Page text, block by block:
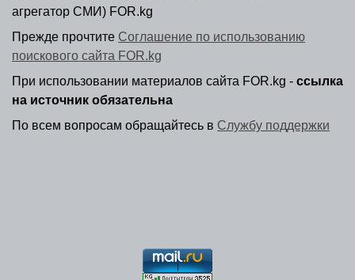
агрегатор СМИ) FOR.kg
Прежде прочтите Соглашение по использованию
поискового сайта FOR.kg
При использовании материалов сайта FOR.kg - ссылка
на источник обязательна
По всем вопросам обращайтесь в Службу поддержки